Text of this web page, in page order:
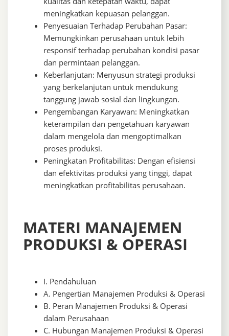
meningkatkan kepuasan pelanggan.
Penyesuaian Terhadap Perubahan Pasar:
Memungkinkan perusahaan untuk lebih
responsif terhadap perubahan kondisi pasar
dan permintaan pelanggan.
Keberlanjutan: Menyusun strategi produksi
yang berkelanjutan untuk mendukung
tanggung jawab sosial dan lingkungan.
Pengembangan Karyawan: Meningkatkan
keterampilan dan pengetahuan karyawan
dalam mengelola dan mengoptimalkan
proses produksi.
Peningkatan Profitabilitas: Dengan efisiensi
dan efektivitas produksi yang tinggi, dapat
meningkatkan profitabilitas perusahaan.
MATERI MANAJEMEN
PRODUKSI & OPERASI
I. Pendahuluan
A. Pengertian Manajemen Produksi & Operasi
B. Peran Manajemen Produksi & Operasi
dalam Perusahaan
C. Hubungan Manajemen Produksi & Operasi